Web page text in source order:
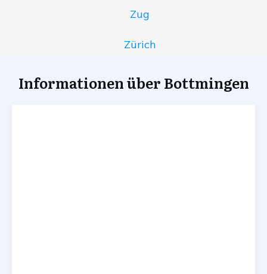
Zug
Zürich
Informationen über Bottmingen